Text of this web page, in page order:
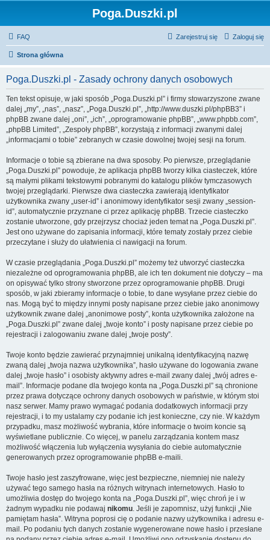
Poga.Duszki.pl
FAQ Zaloguj się
Zarejestruj się
Strona główna
Poga.Duszki.pl - Zasady ochrony danych osobowych
Ten tekst opisuje, w jaki sposób „Poga.Duszki.pl” i firmy stowarzyszone zwane
dalej „my”, „nas”, „nasz”, „Poga.Duszki.pl”, „http://www.duszki.pl/phpBB3” i
phpBB zwane dalej „oni”, „ich”, „oprogramowanie phpBB”, „www.phpbb.com”,
„phpBB Limited”, „Zespoły phpBB”, korzystają z informacji zwanymi dalej
„informacjami o tobie” zebranych w czasie dowolnej twojej sesji na forum.
Informacje o tobie są zbierane na dwa sposoby. Po pierwsze, przeglądanie
„Poga.Duszki.pl” powoduje, że aplikacja phpBB tworzy kilka ciasteczek, które
są małymi plikami tekstowymi pobranymi do katalogu plików tymczasowych
twojej przeglądarki. Pierwsze dwa ciasteczka zawierają identyfikator
użytkownika zwany „user-id” i anonimowy identyfikator sesji zwany „session-
id”, automatycznie przyznane ci przez aplikację phpBB. Trzecie ciasteczko
zostanie utworzone, gdy przejrzysz chociaż jeden temat na „Poga.Duszki.pl”.
Jest ono używane do zapisania informacji, które tematy zostały przez ciebie
przeczytane i służy do ułatwienia ci nawigacji na forum.
W czasie przeglądania „Poga.Duszki.pl” możemy też utworzyć ciasteczka
niezależne od oprogramowania phpBB, ale ich ten dokument nie dotyczy – ma
on opisywać tylko strony stworzone przez oprogramowanie phpBB. Drugi
sposób, w jaki zbieramy informacje o tobie, to dane wysyłane przez ciebie do
nas. Mogą być to między innymi posty napisane przez ciebie jako anonimowy
użytkownik zwane dalej „anonimowe posty”, konta użytkownika założone na
„Poga.Duszki.pl” zwane dalej „twoje konto” i posty napisane przez ciebie po
rejestracji i zalogowaniu zwane dalej „twoje posty”.
Twoje konto będzie zawierać przynajmniej unikalną identyfikacyjną nazwę
zwaną dalej „twoja nazwa użytkownika”, hasło używane do logowania zwane
dalej „twoje hasło” i osobisty aktywny adres e-mail zwany dalej „twój adres e-
mail”. Informacje podane dla twojego konta na „Poga.Duszki.pl” są chronione
przez prawa dotyczące ochrony danych osobowych w państwie, w którym stoi
nasz serwer. Mamy prawo wymagać podania dodatkowych informacji przy
rejestracji, i to my ustalamy czy podanie ich jest konieczne, czy nie. W każdym
przypadku, masz możliwość wybrania, które informacje o twoim koncie są
wyświetlane publicznie. Co więcej, w panelu zarządzania kontem masz
możliwość włączenia lub wyłączenia wysyłania do ciebie automatycznie
generowanych przez oprogramowanie phpBB e-maili.
Twoje hasło jest zaszyfrowane, więc jest bezpieczne, niemniej nie należy
używać tego samego hasła na różnych witrynach internetowych. Hasło to
umożliwia dostęp do twojego konta na „Poga.Duszki.pl”, więc chroń je i w
żadnym wypadku nie podawaj nikomu. Jeśli je zapomnisz, użyj funkcji „Nie
pamiętam hasła”. Witryna poprosi cię o podanie nazwy użytkownika i adresu e-
mail. Po podaniu tych danych zostanie wygenerowane nowe hasło i przesłane